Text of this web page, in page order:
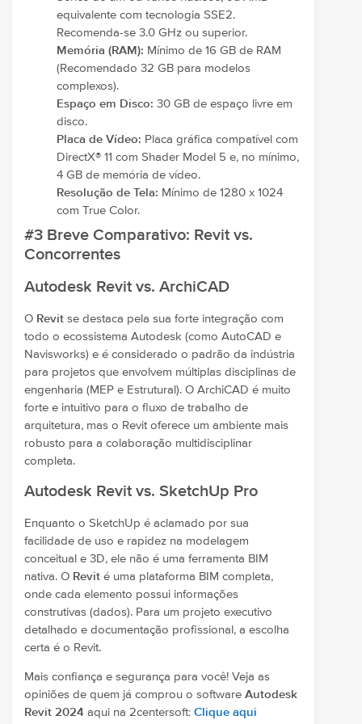
equivalente com tecnologia SSE2.
Recomenda-se 3.0 GHz ou superior.
Memória (RAM): Mínimo de 16 GB de RAM
(Recomendado 32 GB para modelos
complexos).
Espaço em Disco: 30 GB de espaço livre em
disco.
Placa de Vídeo: Placa gráfica compatível com
DirectX® 11 com Shader Model 5 e, no mínimo,
4 GB de memória de vídeo.
Resolução de Tela: Mínimo de 1280 x 1024
com True Color.
#3 Breve Comparativo: Revit vs.
Concorrentes
Autodesk Revit vs. ArchiCAD
O Revit se destaca pela sua forte integração com
todo o ecossistema Autodesk (como AutoCAD e
Navisworks) e é considerado o padrão da indústria
para projetos que envolvem múltiplas disciplinas de
engenharia (MEP e Estrutural). O ArchiCAD é muito
forte e intuitivo para o fluxo de trabalho de
arquitetura, mas o Revit oferece um ambiente mais
robusto para a colaboração multidisciplinar
completa.
Autodesk Revit vs. SketchUp Pro
Enquanto o SketchUp é aclamado por sua
facilidade de uso e rapidez na modelagem
conceitual e 3D, ele não é uma ferramenta BIM
nativa. O Revit é uma plataforma BIM completa,
onde cada elemento possui informações
construtivas (dados). Para um projeto executivo
detalhado e documentação profissional, a escolha
certa é o Revit.
Mais confiança e segurança para você! Veja as
opiniões de quem já comprou o software Autodesk
Revit 2024 aqui na 2centersoft: Clique aqui